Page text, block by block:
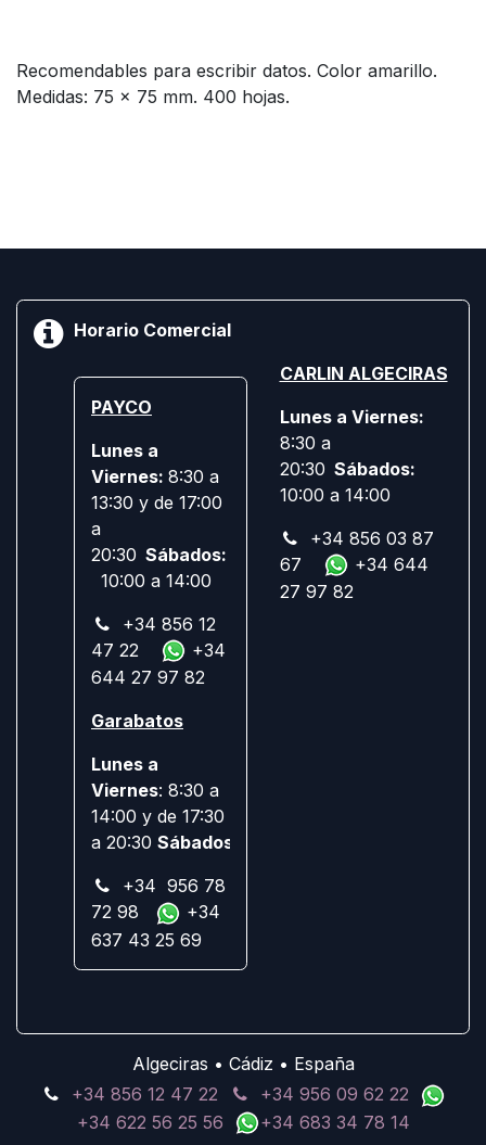
Recomendables para escribir datos. Color amarillo.
Medidas: 75 x 75 mm. 400 hojas.
Horario Comercial
PAYCO
Lunes a
Viernes: 8:30 a
13:30 y de 17:00
a
20:30 Sábados:
10:00 a 14:00
+34 856 12
47 22
+34
644 27 97 82
Garabatos
Lunes a
Viernes: 8:30 a
14:00 y de 17:30
a 20:30 Sábados:
+34 956 78
72 98
+34
637 43 25 69
CARLIN ALGECIRAS
Lunes a Viernes:
8:30 a
20:30 Sábados:
10:00 a 14:00
+34 856 03 87
67
+34 644
27 97 82
Algeciras • Cádiz • España
+34 856 12 47 22
+34 956 09 62 22
+34 622 56 25 56
+34 683 34 78 14